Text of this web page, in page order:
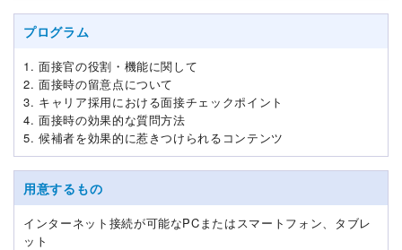
プログラム
1. 面接官の役割・機能に関して
2. 面接時の留意点について
3. キャリア採用における面接チェックポイント
4. 面接時の効果的な質問方法
5. 候補者を効果的に惹きつけられるコンテンツ
用意するもの
インターネット接続が可能なPCまたはスマートフォン、タブレ
ット